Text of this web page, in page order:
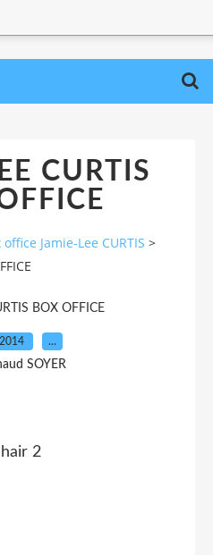
CURTIS
office Jamie-Lee CURTIS >
BOX OFFICE
…
SOYER